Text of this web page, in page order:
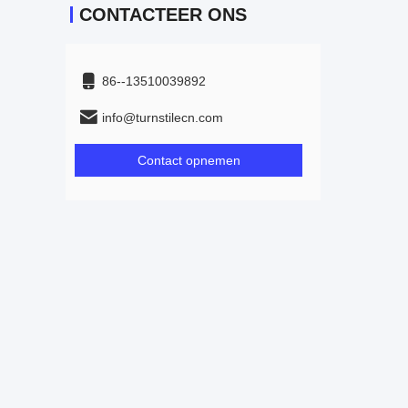
CONTACTEER ONS
86--13510039892
info@turnstilecn.com
Contact opnemen